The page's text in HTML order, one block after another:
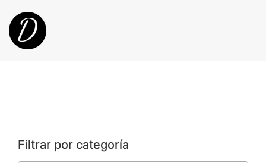
Filtrar por categoría